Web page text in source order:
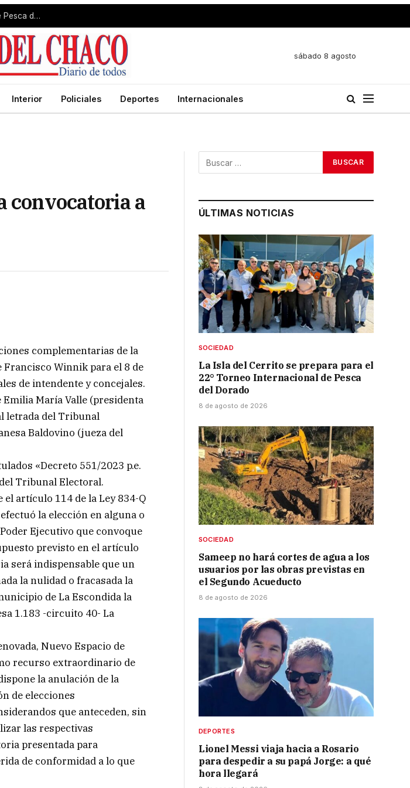
La Isla del Cerrito se prepara para el 22° Torneo Internacional de Pesca del Dorado
sábado 8 agosto
Interior Policiales Deportes Internacionales
convocatoria a
complementarias de la
Winnik para el 8 de
de intendente y concejales.
María Valle (presidenta
letrada del Tribunal
Baldovino (jueza del
«Decreto 551/2023 p.e.
Tribunal Electoral.
artículo 114 de la Ley 834-Q
la elección en alguna o
Ejecutivo que convoque
previsto en el artículo
será indispensable que un
la nulidad o fracasada la
de La Escondida la
1.183 -circuito 40- La
Nuevo Espacio de
recurso extraordinario de
la anulación de la
de elecciones
que anteceden, sin
las respectivas
presentada para
de conformidad a lo que
ÚLTIMAS NOTICIAS
SOCIEDAD
La Isla del Cerrito se prepara para el
22° Torneo Internacional de Pesca
del Dorado
8 de agosto de 2026
SOCIEDAD
Sameep no hará cortes de agua a los
usuarios por las obras previstas en
el Segundo Acueducto
8 de agosto de 2026
DEPORTES
Lionel Messi viaja hacia a Rosario
para despedir a su papá Jorge: a qué
hora llegará